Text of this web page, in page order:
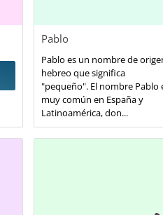
Pablo
Pablo es un nombre de
hebreo que significa
"pequeño". El nombre Pablo
muy común en España y
Latinoamérica, don...